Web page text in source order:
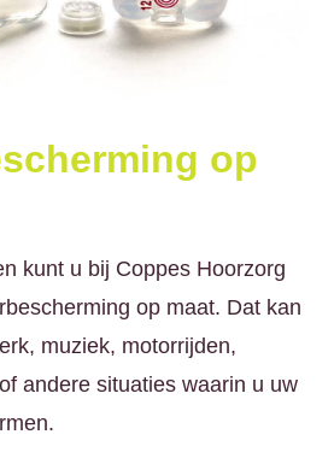
op
kunt u bij Coppes Hoorzorg
op maat. Dat kan
muziek, motorrijden,
andere situaties waarin u uw